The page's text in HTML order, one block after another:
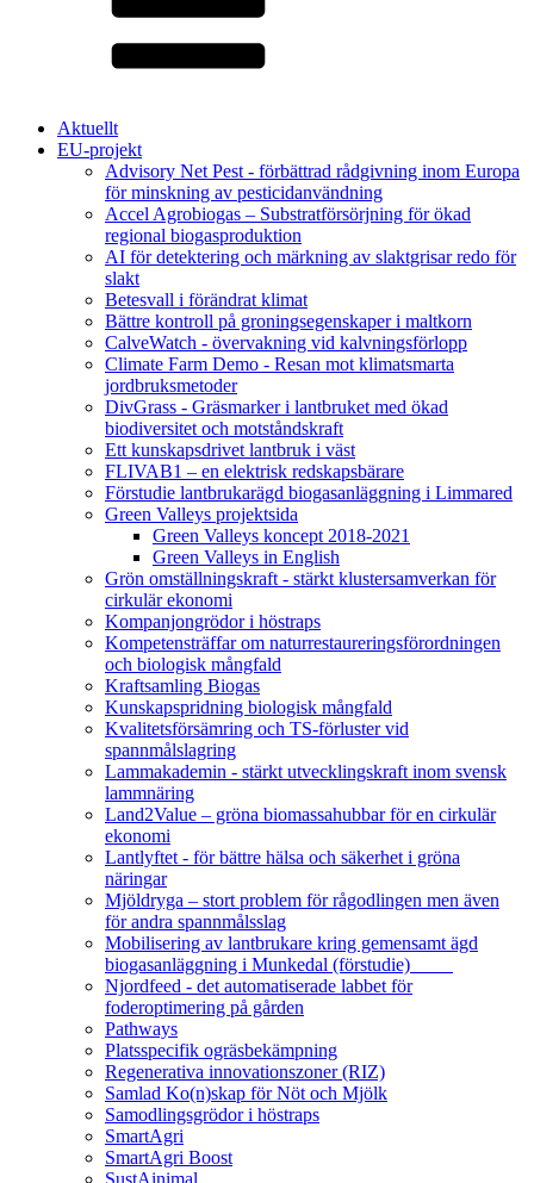
Aktuellt
EU-projekt
Advisory Net Pest - förbättrad rådgivning inom Europa
för minskning av pesticidanvändning
Accel Agrobiogas – Substratförsörjning för ökad
regional biogasproduktion
AI för detektering och märkning av slaktgrisar redo för
slakt
Betesvall i förändrat klimat
Bättre kontroll på groningsegenskaper i maltkorn
CalveWatch - övervakning vid kalvningsförlopp
Climate Farm Demo - Resan mot klimatsmarta
jordbruksmetoder
DivGrass - Gräsmarker i lantbruket med ökad
biodiversitet och motståndskraft
Ett kunskapsdrivet lantbruk i väst
FLIVAB1 – en elektrisk redskapsbärare
Förstudie lantbrukarägd biogasanläggning i Limmared
Green Valleys projektsida
Green Valleys koncept 2018-2021
Green Valleys in English
Grön omställningskraft - stärkt klustersamverkan för
cirkulär ekonomi
Kompanjongrödor i höstraps
Kompetensträffar om naturrestaureringsförordningen
och biologisk mångfald
Kraftsamling Biogas
Kunskapspridning biologisk mångfald
Kvalitetsförsämring och TS-förluster vid
spannmålslagring
Lammakademin - stärkt utvecklingskraft inom svensk
lammnäring
Land2Value – gröna biomassahubbar för en cirkulär
ekonomi
Lantlyftet - för bättre hälsa och säkerhet i gröna
näringar
Mjöldryga – stort problem för rågodlingen men även
för andra spannmålsslag
Mobilisering av lantbrukare kring gemensamt ägd
biogasanläggning i Munkedal (förstudie)
Njordfeed - det automatiserade labbet för
foderoptimering på gården
Pathways
Platsspecifik ogräsbekämpning
Regenerativa innovationszoner (RIZ)
Samlad Ko(n)skap för Nöt och Mjölk
Samodlingsgrödor i höstraps
SmartAgri
SmartAgri Boost
SustAinimal